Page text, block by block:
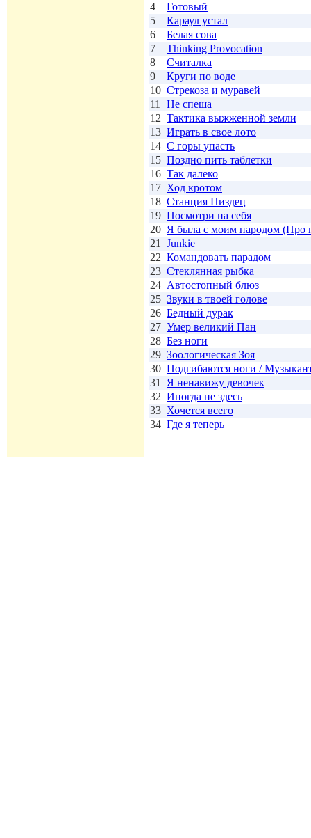
4
Готовый
5
Караул устал
6
Белая сова
7
Thinking Provocation
8
Считалка
9
Круги по воде
10 Стрекоза и муравей
11 Не спеша
12 Тактика выжженной земли
13 Играть в свое лото
14 С горы упасть
15 Поздно пить таблетки
16 Так далеко
17 Ход кротом
18 Станция Пиздец
19 Посмотри на себя
20 Я была с моим народом (Про
21 Junkie
22 Командовать парадом
23 Стеклянная рыбка
24 Автостопный блюз
25 Звуки в твоей голове
26 Бедный дурак
27 Умер великий Пан
28 Без ноги
29 Зоологическая Зоя
30 Подгибаются ноги /
31 Я ненавижу девочек
32 Иногда не здесь
33 Хочется всего
34 Где я теперь